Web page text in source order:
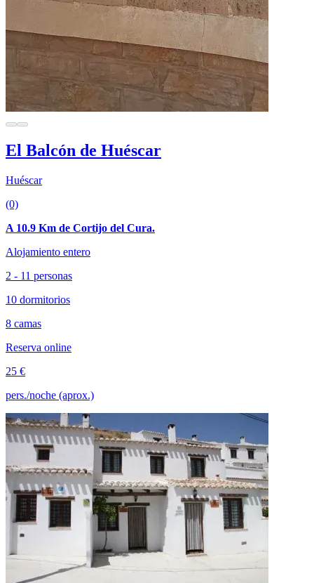
El Balcón de Huéscar
Huéscar
(0)
A 10.9 Km de Cortijo del Cura.
Alojamiento entero
2 - 11 personas
10 dormitorios
8 camas
Reserva online
25 €
pers./noche (aprox.)